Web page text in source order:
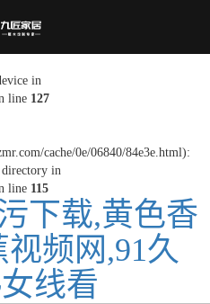
in
line 127
cache/0e/06840/84e3e.html):
directory in
line 115
下载,黄色香
频网,91久
线看